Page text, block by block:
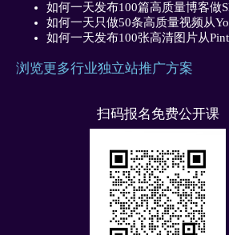
如何一天发布100篇高质量博客做
如何一天只做50条高质量视频从
如何一天发布100张高清图片从
浏览更多行业独立站推广方案
扫码报名免费公开课